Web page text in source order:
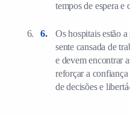
tempos de espera e
Os hospitais estão
sente cansada de
e devem encontrar
reforçar a
de decisões e